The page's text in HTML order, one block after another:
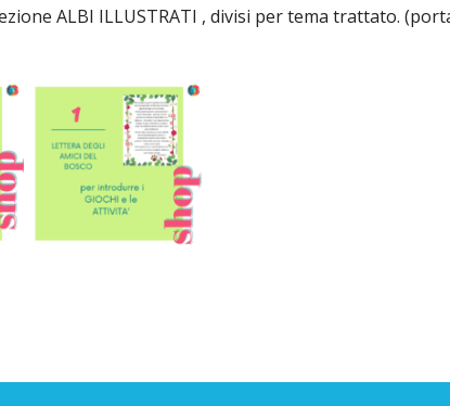
ALBI ILLUSTRATI , divisi per tema trattato.